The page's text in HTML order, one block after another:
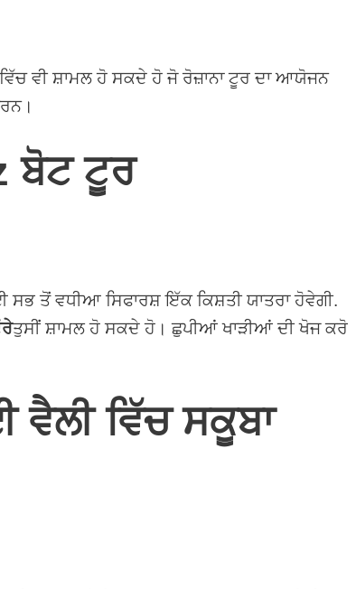
ਵਿੱਚ ਵੀ ਸ਼ਾਮਲ ਹੋ ਸਕਦੇ ਹੋ ਜੋ ਰੋਜ਼ਾਨਾ ਟੂਰ ਦਾ ਆਯੋਜਨ
ਬੋਟ ਟੂਰ
ਤੋਂ ਵਧੀਆ ਸਿਫਾਰਸ਼ ਇੱਕ ਕਿਸ਼ਤੀ ਯਾਤਰਾ ਹੋਵੇਗੀ.
ਤੁਸੀਂ ਸ਼ਾਮਲ ਹੋ ਸਕਦੇ ਹੋ। ਛੁਪੀਆਂ ਖਾੜੀਆਂ ਦੀ ਖੋਜ ਕਰੋ
ਵੈਲੀ ਵਿੱਚ ਸਕੂਬਾ